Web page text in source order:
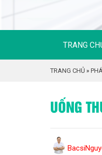
TRANG
TRANG CHỦ »
UỐNG